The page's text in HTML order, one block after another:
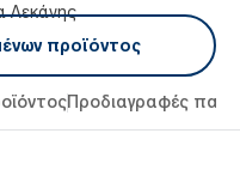
Λεκάνης
προϊόντος
Προδιαγραφές